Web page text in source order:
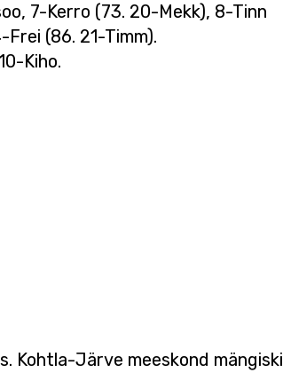
7-Kerro (73. 20-Mekk), 8-Tinn
(86. 21-Timm).
Kiho.
Kohtla-Järve meeskond mängiski